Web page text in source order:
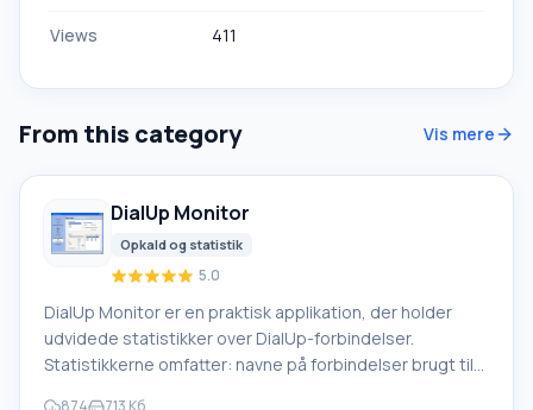
Views 411
From this category Vis mere
DialUp Monitor
Opkald og statistik
5.0
DialUp Monitor er en praktisk applikation, der holder
udvidede statistikker over DialUp-forbindelser.
Statistikkerne omfatter: navne på forbindelser brugt til